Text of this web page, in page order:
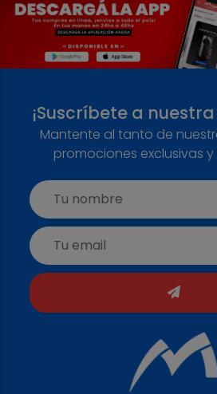
¡Suscríbete a
Mantente al tanto de
promociones exclusivas